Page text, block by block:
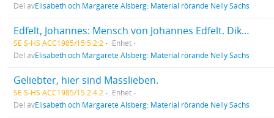
Del avElisabeth och Margarete Alsberg: Material rörande Nelly Sachs
Edfelt, Johannes: Mensch von Johannes Edfelt. Dikt översatt till tyska av Nelly Sachs.
SE S-HS ACC1985/15:5:2:2
Enhet
Del avElisabeth och Margarete Alsberg: Material rörande Nelly Sachs
Geliebter, hier sind Masslieben.
SE S-HS ACC1985/15:2:4:2
Enhet
Del avElisabeth och Margarete Alsberg: Material rörande Nelly Sachs